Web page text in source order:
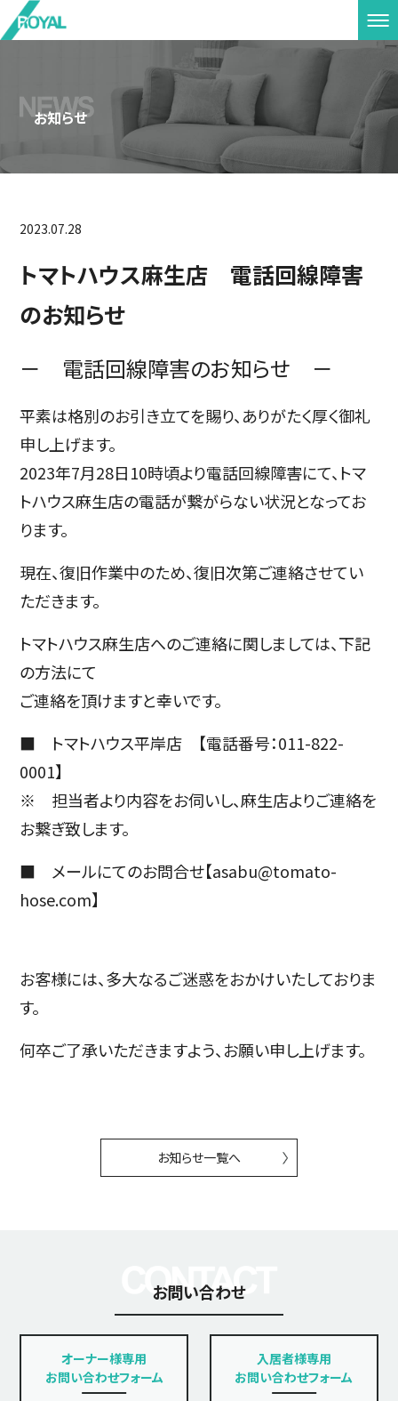
お知らせ
トマトハウス麻生店 電話回線障害
のお知らせ
2023.07.28
－ 電話回線障害のお知らせ －
平素は格別のお引き立てを賜り、ありがたく厚く御礼
申し上げます。
2023年7月28日10時頃より電話回線障害にて、トマ
トハウス麻生店の電話が繋がらない状況となってお
ります。
現在、復旧作業中のため、復旧次第ご連絡させてい
ただきます。
トマトハウス麻生店へのご連絡に関しましては、下記
の方法にて
ご連絡を頂けますと幸いです。
■ トマトハウス平岸店 【電話番号：011-822-
0001】
※ 担当者より内容をお伺いし、麻生店よりご連絡を
お繋ぎ致します。
■ メールにてのお問合せ【asabu@tomato-
hose.com】
お客様には、多大なるご迷惑をおかけいたしておりま
す。
何卒ご了承いただきますよう、お願い申し上げます。
お知らせ一覧へ
お問い合わせ
オーナー様専用
お問い合わせフォーム
入居者様専用
お問い合わせフォーム